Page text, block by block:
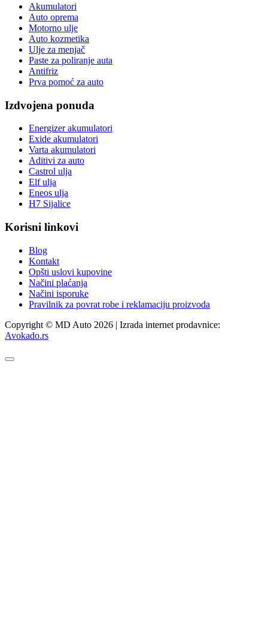
Akumulatori
Auto oprema
Motorno ulje
Auto kozmetika
Ulje za menjač
Paste za poliranje auta
Antifriz
Prva pomoć za auto
Izdvojena ponuda
Energizer akumulatori
Exide akumulatori
Varta akumulatori
Aditivi za auto
Castrol ulja
Elf ulja
Eneos ulja
H7 Sijalice
Korisni linkovi
Blog
Kontakt
Opšti uslovi kupovine
Načini plaćanja
Načini isporuke
Pravilnik za povrat robe i reklamaciju proizvoda
Copyright © MD Auto 2026 | Izrada internet prodavnice:
Avokado.rs